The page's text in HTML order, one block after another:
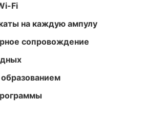
Fi
на каждую ампулу
сопровождение